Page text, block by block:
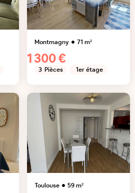
Montmagny 71 m²
1 300 €
3 Pièces 1er étage
Toulouse 59m²